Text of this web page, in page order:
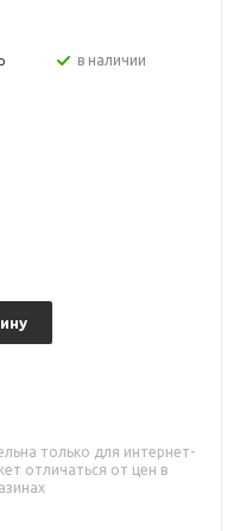
в наличии
только для интернет-
отличаться от цен в